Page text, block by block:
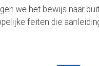
we het bewijs naar
feiten die